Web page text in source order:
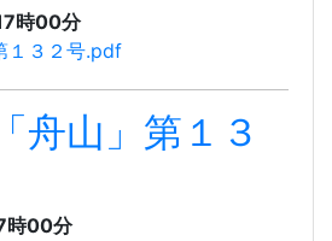
時00分
１３２号.pdf
舟山」第１３
時00分